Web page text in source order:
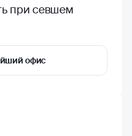
при севшем
офис